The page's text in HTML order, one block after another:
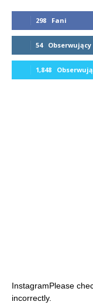
298 Fani
54 Obserwujący
1,848
InstagramPlease
incorrectly.